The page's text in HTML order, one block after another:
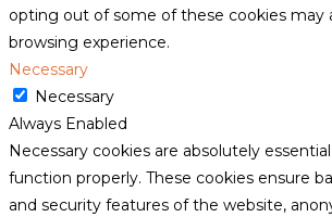
opting out of some of these cookies may
browsing experience.
Necessary
Necessary
Always Enabled
Necessary cookies are absolutely
function properly. These cookies ensure
and security features of the website,